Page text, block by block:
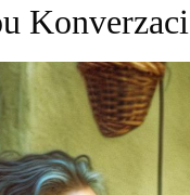
Konverzaci